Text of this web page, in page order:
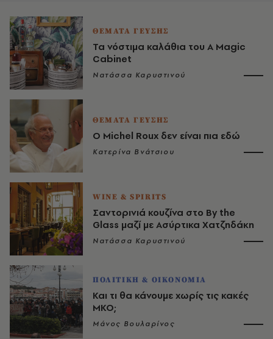
ΘΕΜΑΤΑ ΓΕΥΣΗΣ
Τα νόστιμα καλάθια του A Magic
Cabinet
Νατάσσα Καρυστινού
ΘΕΜΑΤΑ ΓΕΥΣΗΣ
Ο Michel Roux δεν είναι πια εδώ
Κατερίνα Βνάτσιου
WINE & SPIRITS
Σαντορινιά κουζίνα στο By the
Glass μαζί με Ασύρτικα Χατζηδάκη
Νατάσσα Καρυστινού
ΠΟΛΙΤΙΚΗ & ΟΙΚΟΝΟΜΙΑ
Και τι θα κάνουμε χωρίς τις κακές
ΜΚΟ;
Μάνος Βουλαρίνος